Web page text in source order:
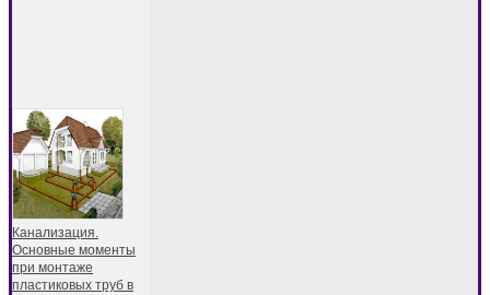
Канализация.
Основные моменты
при монтаже
пластиковых труб в